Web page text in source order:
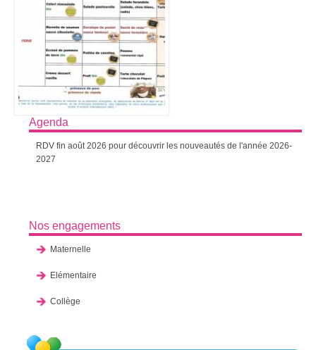
Agenda
RDV fin août 2026 pour découvrir les nouveautés de l'année 2026-
2027
Nos engagements
Maternelle
Elémentaire
Collège